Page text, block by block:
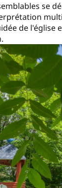
se
de l'église